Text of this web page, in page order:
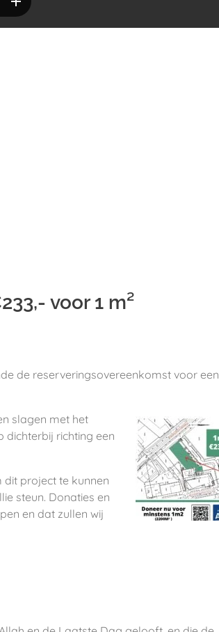
voor 1 m²
de reserveringsovereenkomst voor een
slagen met het
dichterbij richting een
project te kunnen
steun. Donaties en
en dat zullen wij